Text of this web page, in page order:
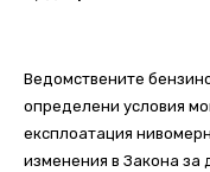
Ведомствените
определени условия
експлоатация
изменения в Закона за